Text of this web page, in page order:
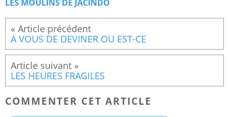
LES MOULINS DE JACINDO
A VOUS DE DEVINER OU EST-CE
LES HEURES FRAGILES
COMMENTER CET ARTICLE